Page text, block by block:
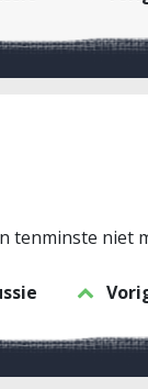
tenminste niet